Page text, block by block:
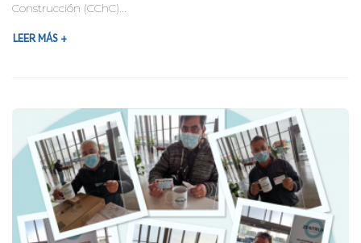
Construcción (CChC)...
LEER MÁS +